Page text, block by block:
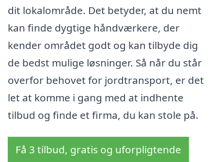
dit lokalområde. Det betyder, at du nemt
kan finde dygtige håndværkere, der
kender området godt og kan tilbyde dig
de bedst mulige løsninger. Så når du står
overfor behovet for jordtransport, er det
let at komme i gang med at indhente
tilbud og finde et firma, du kan stole på.
Få 3 tilbud, gratis og uforpligtende